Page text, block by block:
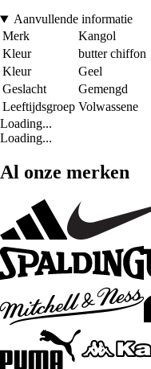
Aanvullende informatie
Merk
Kangol
Kleur
butter chiffon
Kleur
Geel
Geslacht
Gemengd
Leeftijdsgroep Volwassene
Loading...
Loading...
Al onze merken